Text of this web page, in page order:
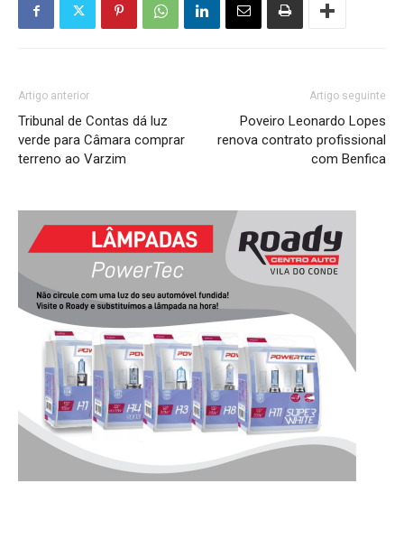
Artigo anterior
Tribunal de Contas dá luz
verde para Câmara comprar
terreno ao Varzim
Artigo seguinte
Poveiro Leonardo Lopes
renova contrato profissional
com Benfica